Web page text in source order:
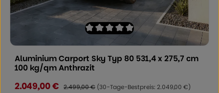
Durchschnittliche Bewertung von 0
Aluminium Carport Sky Typ 80 531,4 x 275,7 cm
100 kg/qm Anthrazit
Verkaufspreis:
2.049,00 € Regulärer Preis:
2.499,00 € (30-Tage-Bestpreis: 2.049,00 €)